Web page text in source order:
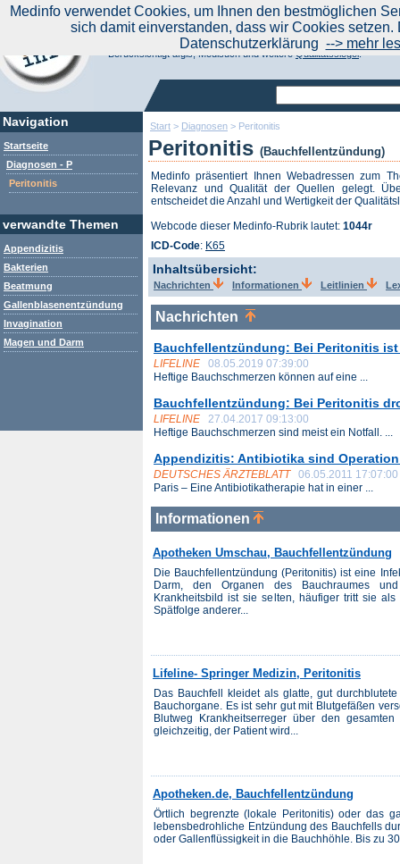
Start > Diagnosen > Peritonitis
Peritonitis (Bauchfellentzündung)
Medinfo präsentiert Ihnen Webadressen zum
Relevanz und Qualität der Quellen gelegt.
entscheidet die Anzahl und Wertigkeit der
Webcode dieser Medinfo-Rubrik lautet: 1044r
ICD-Code: K65
Inhaltsübersicht:
Nachrichten Informationen Leitlinien
Nachrichten
Bauchfellentzündung: Bei Peritonitis
LIFELINE
08.05.2019 07:39:00
Heftige Bauchschmerzen können auf eine ...
Bauchfellentzündung: Bei Peritonitis
LIFELINE
27.04.2017 09:13:00
Heftige Bauchschmerzen sind meist ein Notfall. ...
Appendizitis: Antibiotika sind
DEUTSCHES ÄRZTEBLATT
06.05.2011 17:07:00
Paris – Eine Antibiotikatherapie hat in einer ...
Informationen
Apotheken Umschau, Bauchfellentzündung
Die Bauchfellentzündung (Peritonitis) ist eine
Darm, den Organen des Bauchraumes
Krankheitsbild ist sie selten, häufiger tritt sie
Spätfolge anderer...
Lifeline- Springer Medizin, Peritonitis
Das Bauchfell kleidet als glatte, gut
Bauchorgane. Es ist sehr gut mit Blutgefäßen
Blutweg Krankheitserreger über den
gleichzeitig, der Patient wird...
Apotheken.de, Bauchfellentzündung
Örtlich begrenzte (lokale Peritonitis) oder das
lebensbedrohliche Entzündung des Bauchfells
oder Gallenflüssigkeit in die Bauchhöhle. Bis zu
Navigation
Startseite
Diagnosen - P
Peritonitis
verwandte Themen
Appendizitis
Bakterien
Beatmung
Gallenblasenentzündung
Invagination
Magen und Darm
Aktuelle Nachrichten|
Suchen Sie noch oder Finden Sie schon?
Medinfo.de - Meta-Portal für Gesundheitsthemen
Berücksichtigt afgis, Medisuch und weitereQualitätssiegel.
Medinfo verwendet Cookies, um Ihnen den bestmöglichen
sich damit einverstanden, dass wir Cookies
Datenschutzerklärung --> mehr